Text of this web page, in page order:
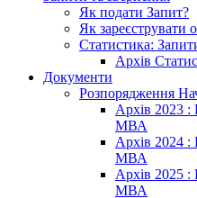
Як подати Запит?
Як зареєструвати
Статистика:
Архів
Документи
Розпорядження
Архів 2023 :
МВА
Архів 2024 :
МВА
Архів 2025 :
МВА